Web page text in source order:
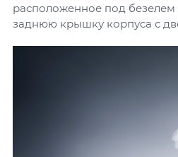
расположенное под
заднюю крышку корпуса с